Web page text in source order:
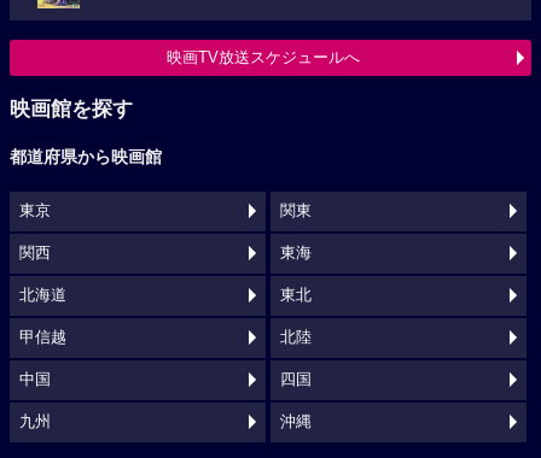
映画TV放送スケジュールへ
映画館を探す
都道府県から映画館
東京 関東
関西 東海
北海道 東北
甲信越 北陸
中国 四国
九州 沖縄